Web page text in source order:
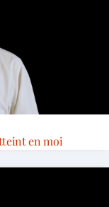
en moi